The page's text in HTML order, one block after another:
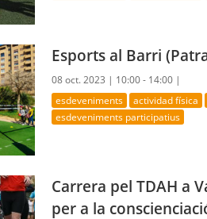
Esports al Barri
08 oct. 2023 | 10:00 - 14:00 |
esdeveniments actividad física
esdeveniments participatius
Carrera pel TDAH a
per a la